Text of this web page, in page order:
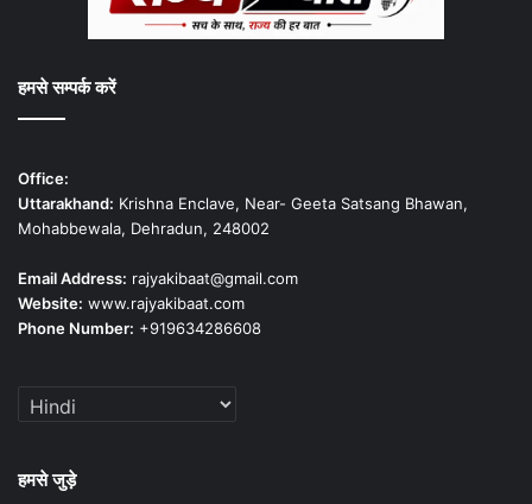
हमसे सम्पर्क करें
Office:
Uttarakhand: Krishna Enclave, Near- Geeta Satsang Bhawan,
Mohabbewala, Dehradun, 248002
Email Address: rajyakibaat@gmail.com
Website: www.rajyakibaat.com
Phone Number: +919634286608
हमसे जुड़े